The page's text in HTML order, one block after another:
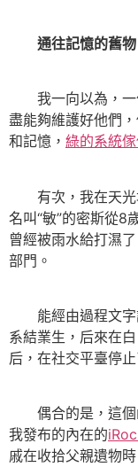
通往記憶的舊物
我一向以為，一
盡能夠維護好他們
和記憶， 綠的系統
有次，我在天光
名叫“敏”的密斯從8
曾經被雨水給打濕
部門。
能經由過程文字
系結業生，后來在
后，在社交平臺停止
偶合的是，這個
我發布的內在的
戚在收拾父親遺物